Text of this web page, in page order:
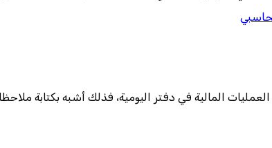
المالية في دفتر اليومية، فذلك أشبه بكتابة